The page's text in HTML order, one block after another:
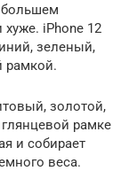
большем
хуже. iPhone 12
зеленый,
рамкой.
золотой,
рамке
и собирает
веса.